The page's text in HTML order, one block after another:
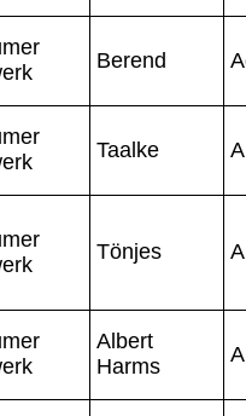
Berend
Taalke
Tönjes
Albert
Harms